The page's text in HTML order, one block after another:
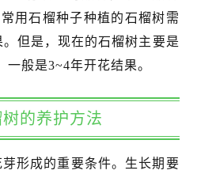
用石榴种子种植的石榴树需
但是，现在的石榴树主要是
般是3~4年开花结果。
的养护方法
形成的重要条件。生长期要